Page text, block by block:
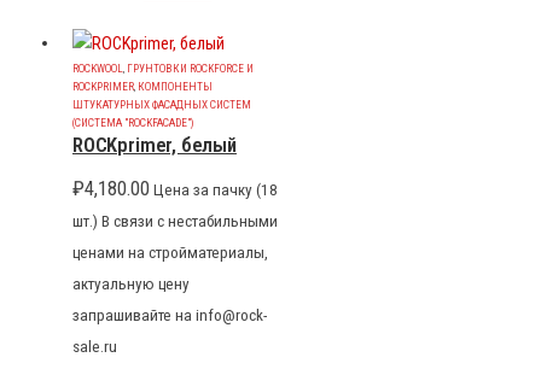
ROCKWOOL
ГРУНТОВКИ ROCKFORCE И
ROCKPRIMER КОМПОНЕНТЫ
ШТУКАТУРНЫХ ФАСАДНЫХ СИСТЕМ
(СИСТЕМА "ROCKFACADE")
ROCKprimer, белый
₽4,180.00 Цена за пачку (18
шт.) В связи с нестабильными
ценами на стройматериалы,
актуальную цену
запрашивайте на info@rock-
sale.ru